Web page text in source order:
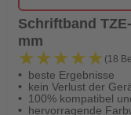
Schriftband
mm
★★★★★
★★★★★ (18
beste Ergebnisse
kein Verlust der
100% kompatibel
hervorragende